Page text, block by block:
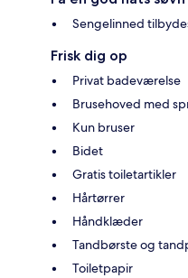
Sengelinned
Frisk dig op
Privat badeværelse
Brusehoved med
Kun bruser
Bidet
Gratis toiletartikler
Hårtørrer
Håndklæder
Tandbørste og
Toiletpapir